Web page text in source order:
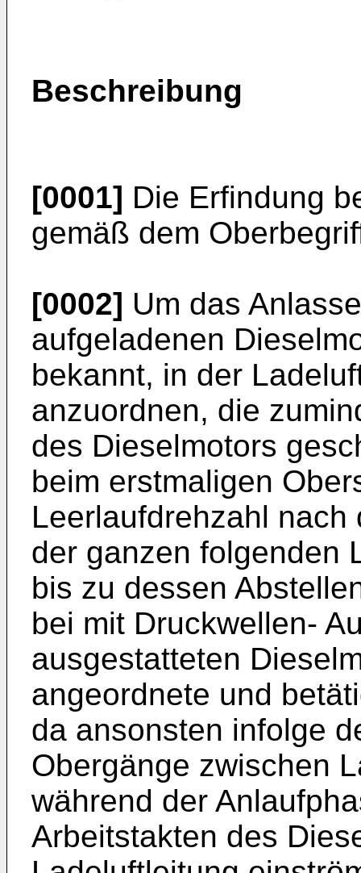
Beschreibung
[0001] Die Erfindung
gemäß dem
[0002] Um das
aufgeladenen
bekannt, in der
anzuordnen, die
des Dieselmotors
beim erstmaligen
Leerlaufdrehzahl
der ganzen folgenden
bis zu dessen
bei mit Druckwellen-
ausgestatteten
angeordnete und
da ansonsten infolge
Obergänge zwischen
während der
Arbeitstakten des